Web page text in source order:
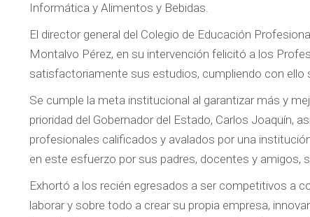
Informática y Alimentos y Bebidas.
El director general del Colegio de Educación
Montalvo Pérez, en su intervención felicitó a los
satisfactoriamente sus estudios, cumpliendo con ello
Se cumple la meta institucional al garantizar más y
prioridad del Gobernador del Estado, Carlos Joaquín,
profesionales calificados y avalados por una
en este esfuerzo por sus padres, docentes y amigos,
Exhortó a los recién egresados a ser competitivos a
laborar y sobre todo a crear su propia empresa,